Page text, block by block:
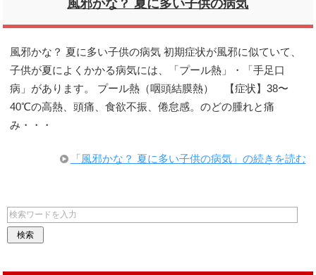
風邪かな？ 夏に多い子供の病気
風邪かな？ 夏に多い子供の病気 初期症状が風邪に似ていて、
子供が夏によくかかる病気には、「プール熱」・「手足口
病」があります。 プール熱（咽頭結膜熱） 【症状】38〜
40℃の高熱、頭痛、食欲不振、倦怠感。のどの腫れと痛
み・・・
「風邪かな？ 夏に多い子供の病気」の続きを読む